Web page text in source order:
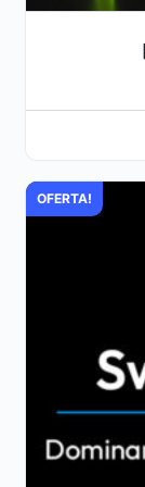
OFERTA!